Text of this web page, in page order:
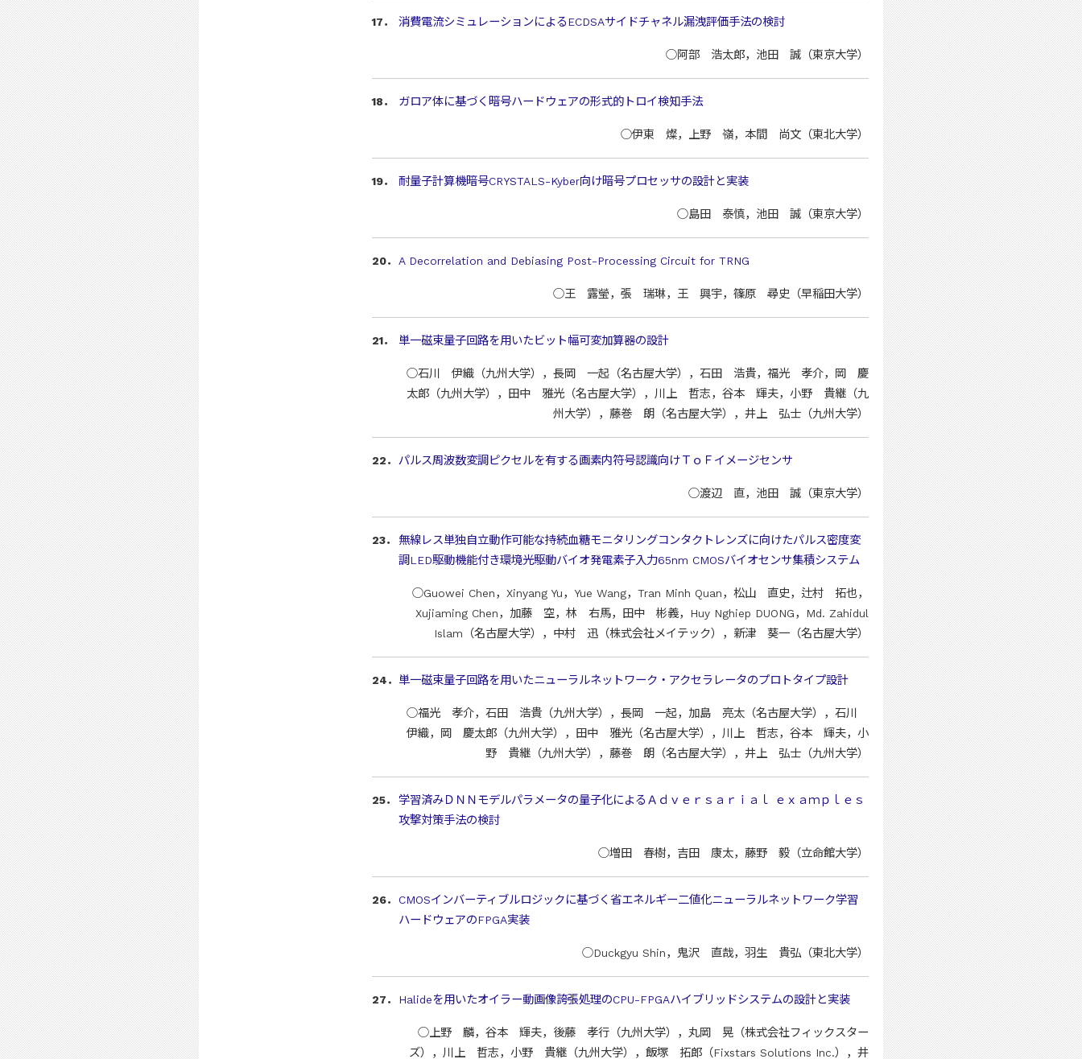
17． 消費電流シミュレーションによるECDSAサイドチャネル漏洩評価手法の検討
○阿部 浩太郎，池田 誠（東京大学）
18． ガロア体に基づく暗号ハードウェアの形式的トロイ検知手法
○伊東 燦，上野 嶺，本間 尚文（東北大学）
19． 耐量子計算機暗号CRYSTALS-Kyber向け暗号プロセッサの設計と実装
○島田 泰慎，池田 誠（東京大学）
20． A Decorrelation and Debiasing Post-Processing Circuit for TRNG
○王 露瑩，張 瑞琳，王 興宇，篠原 尋史（早稲田大学）
21． 単一磁束量子回路を用いたビット幅可変加算器の設計
○石川 伊織（九州大学），長岡 一起（名古屋大学），石田 浩貴，福光 孝介，岡 慶
太郎（九州大学），田中 雅光（名古屋大学），川上 哲志，谷本 輝夫，小野 貴継（九
州大学），藤巻 朗（名古屋大学），井上 弘士（九州大学）
22． パルス周波数変調ピクセルを有する画素内符号認識向けＴｏＦイメージセンサ
○渡辺 直，池田 誠（東京大学）
23．
無線レス単独自立動作可能な持続血糖モニタリングコンタクトレンズに向けたパルス密度変
調LED駆動機能付き環境光駆動バイオ発電素子入力65nm CMOSバイオセンサ集積システム
○Guowei Chen，Xinyang Yu，Yue Wang，Tran Minh Quan，松山 直史，辻村 拓也，
Xujiaming Chen，加藤 空，林 右馬，田中 彬義，Huy Nghiep DUONG，Md. Zahidul
Islam（名古屋大学），中村 迅（株式会社メイテック），新津 葵一（名古屋大学）
24． 単一磁束量子回路を用いたニューラルネットワーク・アクセラレータのプロトタイプ設計
○福光 孝介，石田 浩貴（九州大学），長岡 一起，加島 亮太（名古屋大学），石川
伊織，岡 慶太郎（九州大学），田中 雅光（名古屋大学），川上 哲志，谷本 輝夫，小
野 貴継（九州大学），藤巻 朗（名古屋大学），井上 弘士（九州大学）
25．
学習済みＤＮＮモデルパラメータの量子化によるＡｄｖｅｒｓａｒｉａｌ ｅｘａｍｐｌｅｓ
攻撃対策手法の検討
○増田 春樹，吉田 康太，藤野 毅（立命館大学）
26．
CMOSインバーティブルロジックに基づく省エネルギー二値化ニューラルネットワーク学習
ハードウェアのFPGA実装
○Duckgyu Shin，鬼沢 直哉，羽生 貴弘（東北大学）
27． Halideを用いたオイラー動画像誇張処理のCPU-FPGAハイブリッドシステムの設計と実装
○上野 麟，谷本 輝夫，後藤 孝行（九州大学），丸岡 晃（株式会社フィックスター
ズ），川上 哲志，小野 貴継（九州大学），飯塚 拓郎（Fixstars Solutions Inc.），井